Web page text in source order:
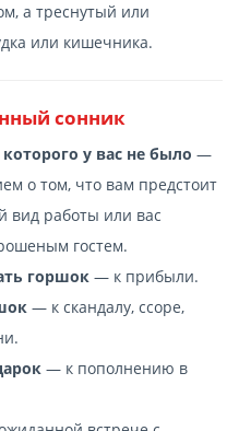
а треснутый или
или кишечника.
сонник
у вас не было —
о том, что вам предстоит
вид работы или вас
гостем.
горшок — к прибыли.
— к скандалу, ссоре,
— к пополнению в